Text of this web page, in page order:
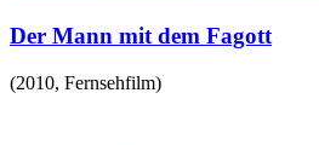
Der Mann mit dem Fagott
(2010, Fernsehfilm)